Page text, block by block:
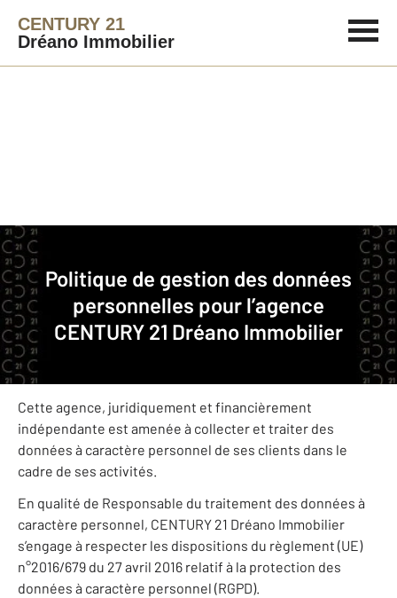
CENTURY 21
Dréano Immobilier
Politique de gestion des données
personnelles pour l’agence
CENTURY 21 Dréano Immobilier
Immobilier
Politique de gestion des données personnelles pour l’agence CENTURY 21
Dréano Immobilier
CENTURY 21 Dréano Immobilier est une agence
immobilière franchisée membre du réseau de franchise
CENTURY 21.
Cette agence, juridiquement et financièrement
indépendante est amenée à collecter et traiter des
données à caractère personnel de ses clients dans le
cadre de ses activités.
En qualité de Responsable du traitement des données à
caractère personnel, CENTURY 21 Dréano Immobilier
s’engage à respecter les dispositions du règlement (UE)
n°2016/679 du 27 avril 2016 relatif à la protection des
données à caractère personnel (RGPD).